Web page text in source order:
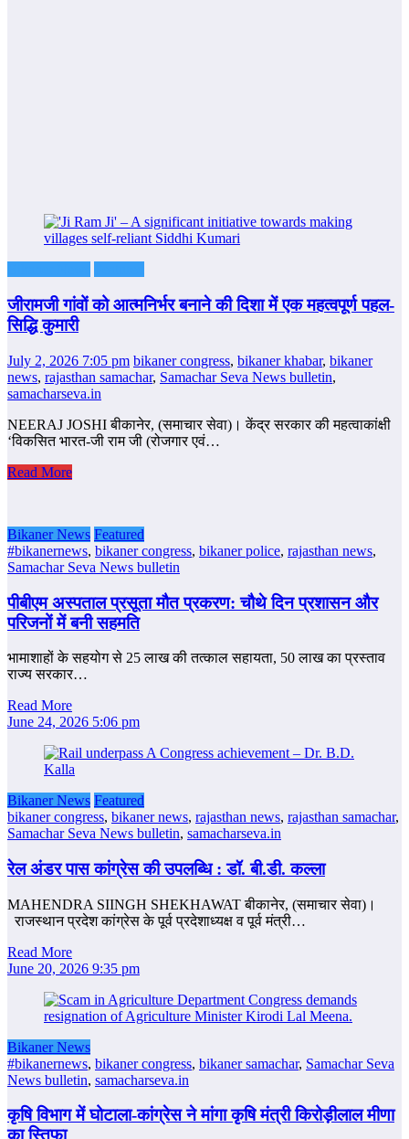
जीरामजी गांवों को आत्मनिर्भर बनाने की दिशा में एक महत्वपूर्ण पहल-
सिद्धि कुमारी
July 2, 2026 7:05 pm bikaner congress, bikaner khabar, bikaner
news, rajasthan samachar, Samachar Seva News bulletin,
samacharseva.in
NEERAJ JOSHI बीकानेर, (समाचार सेवा)। केंद्र सरकार की महत्वाकांक्षी
‘विकसित भारत-जी राम जी (रोजगार एवं…
Read More
Bikaner News Featured
#bikanernews, bikaner congress, bikaner police, rajasthan news,
Samachar Seva News bulletin
पीबीएम अस्पताल प्रसूता मौत प्रकरण: चौथे दिन प्रशासन और
परिजनों में बनी सहमति
भामाशाहों के सहयोग से 25 लाख की तत्काल सहायता, 50 लाख का प्रस्ताव
राज्य सरकार…
Read More
June 24, 2026 5:06 pm
Bikaner News Featured
bikaner congress, bikaner news, rajasthan news, rajasthan samachar,
Samachar Seva News bulletin, samacharseva.in
रेल अंडर पास कांग्रेस की उपलब्धि : डॉ. बी.डी. कल्ला
MAHENDRA SIINGH SHEKHAWAT बीकानेर, (समाचार सेवा)।
राजस्‍थान प्रदेश कांग्रेस के पूर्व प्रदेशाध्‍यक्ष व पूर्व मंत्री…
Read More
June 20, 2026 9:35 pm
Bikaner News
#bikanernews, bikaner congress, bikaner samachar, Samachar Seva
News bulletin, samacharseva.in
कृषि विभाग में घोटाला-कांग्रेस ने मांगा कृषि मंत्री किरोड़ीलाल मीणा